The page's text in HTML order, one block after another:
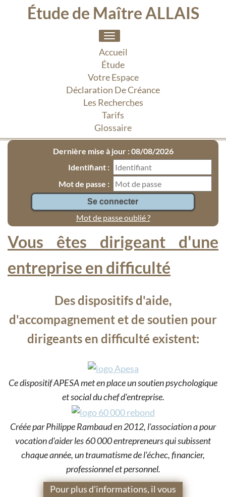
Étude de Maître ALLAIS
Toggle
navigation
Accueil
Étude
Votre Espace
Déclaration De Créance
Les Recherches
Tarifs
Glossaire
Dernière mise à jour : 08/08/2026
Identifiant :
Mot de passe :
Mot de passe oublié ?
Vous êtes dirigeant d'une
entreprise en difficulté
Des dispositifs d'aide,
d'accompagnement et de soutien pour
dirigeants en difficulté existent:
Ce dispositif APESA met en place un soutien psychologique
et social du chef d'entreprise.
Créée par Philippe Rambaud en 2012, l'association a pour
vocation d'aider les 60 000 entrepreneurs qui subissent
chaque année, un traumatisme de l'échec, financier,
professionnel et personnel.
Pour plus d'informations, il vous